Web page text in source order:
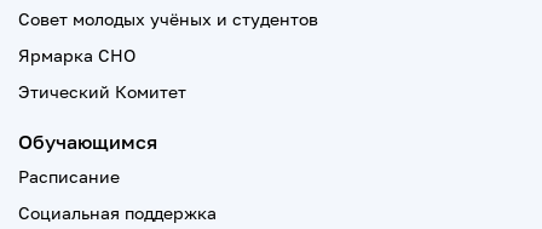
Совет молодых учёных и студентов
Ярмарка СНО
Этический Комитет
Обучающимся
Расписание
Социальная поддержка